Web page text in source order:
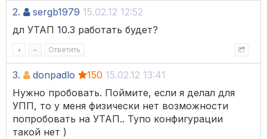
2. sergb1979 15.02.12 12:52
дл УТАП 10.3 работать будет?
+ – Ответить
3. donpadlo 150 15.02.12 13:41
Нужно пробовать. Поймите, если я делал для
УПП, то у меня физически нет возможности
попробовать на УТАП.. Тупо конфигурации
такой нет )